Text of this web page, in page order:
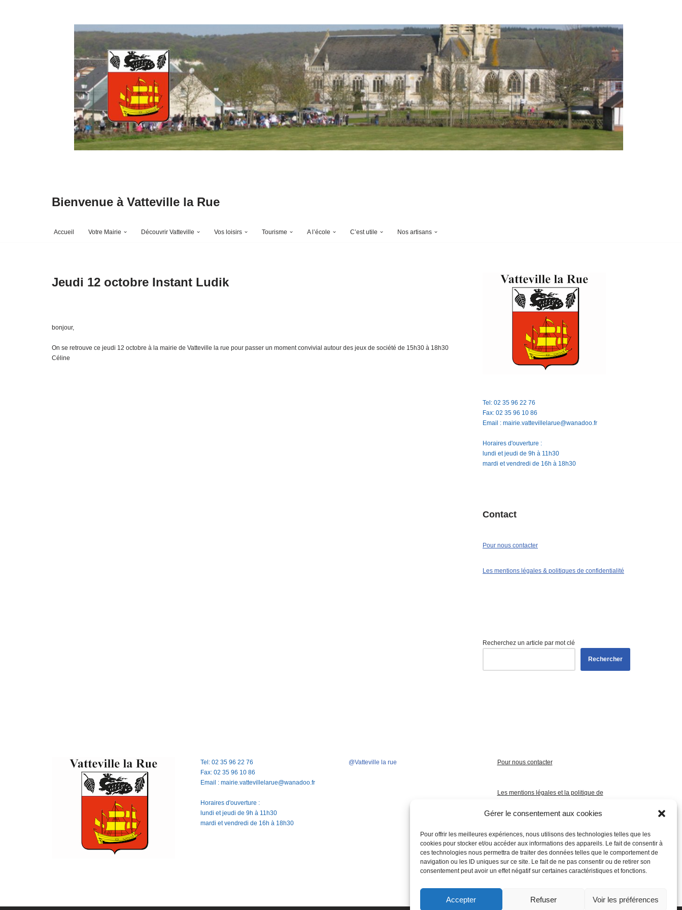
Gérer le consentement aux cookies
Pour offrir les meilleures expériences, nous utilisons des technologies telles que les
cookies pour stocker et/ou accéder aux informations des appareils. Le fait de consentir à
ces technologies nous permettra de traiter des données telles que le comportement de
navigation ou les ID uniques sur ce site. Le fait de ne pas consentir ou de retirer son
consentement peut avoir un effet négatif sur certaines caractéristiques et fonctions.
Accepter Refuser Voir les préférences
Bienvenue à Vatteville la Rue
Accueil Votre Mairie Découvrir Vatteville Vos loisirs Tourisme A l’école C’est utile Nos artisans
Jeudi 12 octobre Instant Ludik
bonjour,
On se retrouve ce jeudi 12 octobre à la mairie de Vatteville la rue pour passer un moment convivial autour des jeux de société de 15h30 à 18h30
Céline
Tel: 02 35 96 22 76
Fax: 02 35 96 10 86
Email : mairie.vattevillelarue@wanadoo.fr
Horaires d'ouverture :
lundi et jeudi de 9h à 11h30
mardi et vendredi de 16h à 18h30
Contact
Pour nous contacter
Les mentions légales & politiques de confidentialité
Recherchez un article par mot clé
Rechercher
Tel: 02 35 96 22 76
Fax: 02 35 96 10 86
Email : mairie.vattevillelarue@wanadoo.fr
Horaires d'ouverture :
lundi et jeudi de 9h à 11h30
mardi et vendredi de 16h à 18h30
@Vatteville la rue Pour nous contacter
Les mentions légales et la politique de